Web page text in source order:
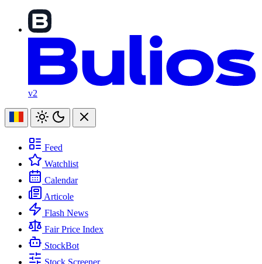
v2
Feed
Watchlist
Calendar
Articole
Flash News
Fair Price Index
StockBot